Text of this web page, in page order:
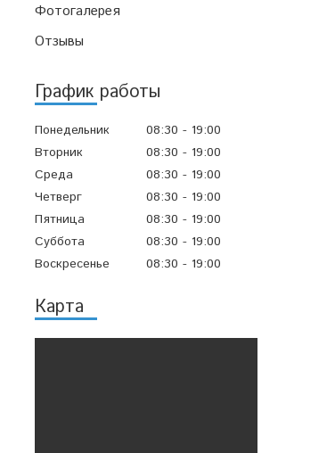
Фотогалерея
Отзывы
График работы
Понедельник 08:30
19:00
Вторник
08:30
19:00
Среда
08:30
19:00
Четверг
08:30
19:00
Пятница
08:30
19:00
Суббота
08:30
19:00
Воскресенье
08:30 19:00
Карта